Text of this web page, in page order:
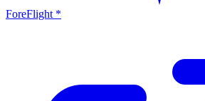
ForeFlight *